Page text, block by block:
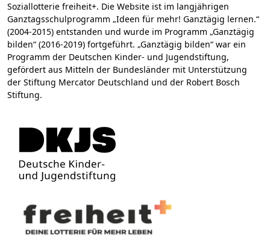
Soziallotterie freiheit+. Die Website ist im langjährigen
Ganztagsschulprogramm „Ideen für mehr! Ganztägig lernen.“
(2004-2015) entstanden und wurde im Programm „Ganztägig
bilden“ (2016-2019) fortgeführt. „Ganztägig bilden“ war ein
Programm der Deutschen Kinder- und Jugendstiftung,
gefördert aus Mitteln der Bundesländer mit Unterstützung
der Stiftung Mercator Deutschland und der Robert Bosch
Stiftung.